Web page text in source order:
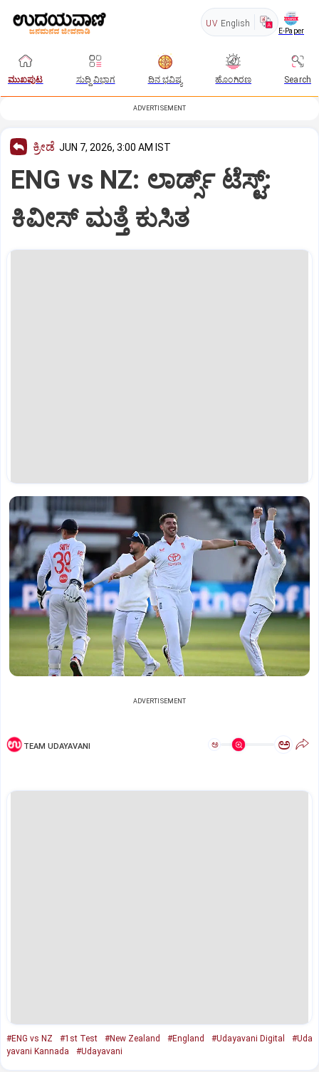
UV English
E-Paper
ಮುಖಪುಟ ಸುದ್ದಿ ವಿಭಾಗ ದಿನ ಭವಿಷ್ಯ ಹೊಂಗಿರಣ Search
ADVERTISEMENT
ಕ್ರೀಡೆ JUN 7, 2026, 3:00 AM IST
ENG vs NZ: ಲಾರ್ಡ್ಸ್ ಟೆಸ್ಟ್:
ಕಿವೀಸ್ ಮತ್ತೆ ಕುಸಿತ
ADVERTISEMENT
TEAM UDAYAVANI ಅ ಅ
#ENG vs NZ #1st Test #New Zealand #England #Udayavani Digital
#Uda
yavani Kannada
#Udayavani